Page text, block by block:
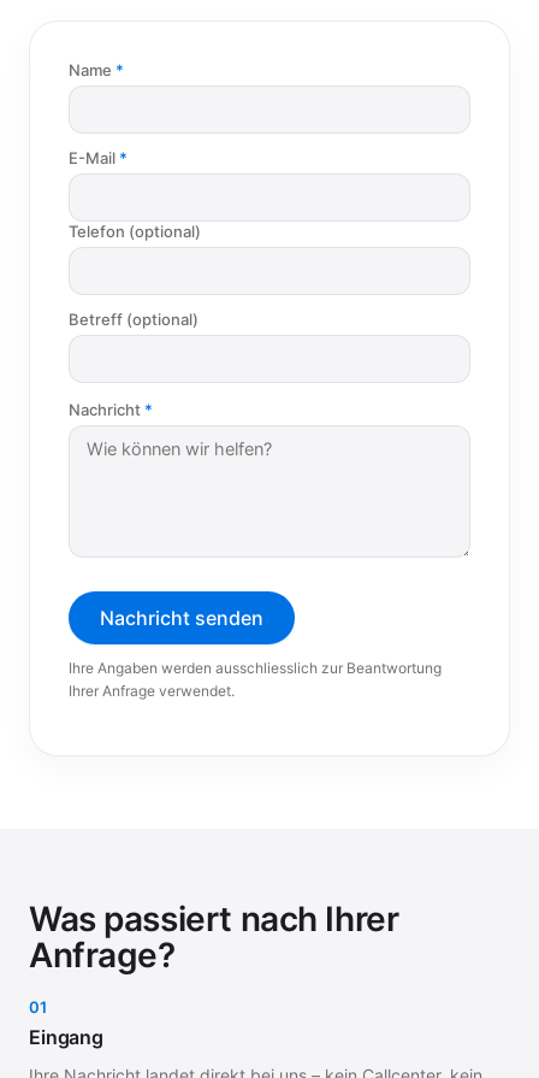
Name
E-Mail
Telefon (optional)
Betreff (optional)
Nachricht
Nachricht senden
Ihre Angaben werden ausschliesslich zur Beantwortung
Ihrer Anfrage verwendet.
Was passiert nach Ihrer
Anfrage?
01
Eingang